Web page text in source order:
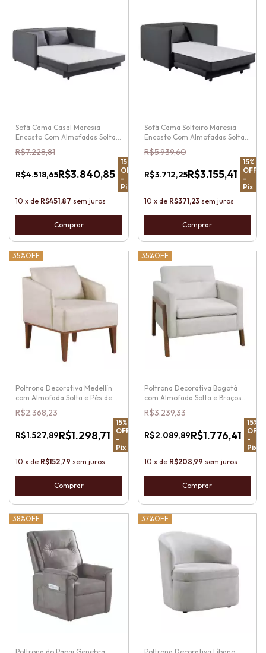
Sofá Cama Casal Maresia
Encosto Com Almofadas Soltas
e Pés de Madeira
R$7.228,81
R$4.518,65R$3.840,85
15%
OFF
-
Pix
10 x de R$451,87 sem juros
Comprar
Sofá Cama Solteiro Maresia
Encosto Com Almofadas Soltas
e Pés de Madeira
R$5.939,60
R$3.712,25R$3.155,41
15%
OFF
-
Pix
10 x de R$371,23 sem juros
Comprar
35%OFF
Poltrona Decorativa Medellín
com Almofada Solta e Pés de
Madeira
R$2.368,23
R$1.527,89R$1.298,71
15%
OFF
-
Pix
10 x de R$152,79 sem juros
35%OFF
Poltrona Decorativa Bogotá
com Almofada Solta e Braços
de Madeira
R$3.239,33
R$2.089,89R$1.776,41
15%
OFF
-
Pix
10 x de R$208,99 sem juros
38%OFF 37%OFF